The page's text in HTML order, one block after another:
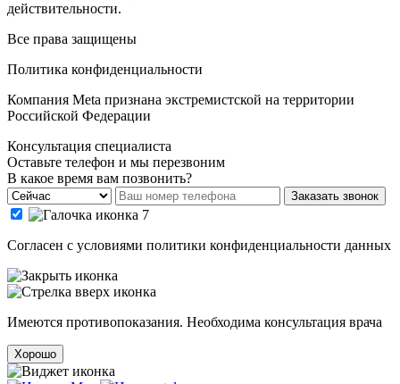
действительности.
Все права защищены
Политика конфиденциальности
Компания Meta признана экстремистской на территории
Российской Федерации
Консультация специалиста
Оставьте телефон и мы перезвоним
В какое время вам позвонить?
Заказать звонок
Cогласен с условиями политики конфиденциальности данных
Имеются противопоказания. Необходима консультация врача
Хорошо